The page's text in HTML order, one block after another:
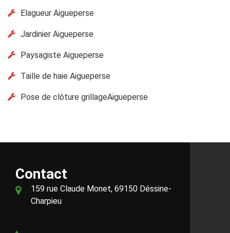
Elagueur Aigueperse
Jardinier Aigueperse
Paysagiste Aigueperse
Taille de haie Aigueperse
Pose de clôture grillageAigueperse
Contact
159 rue Claude Monet, 69150 Déssine-
Charpieu